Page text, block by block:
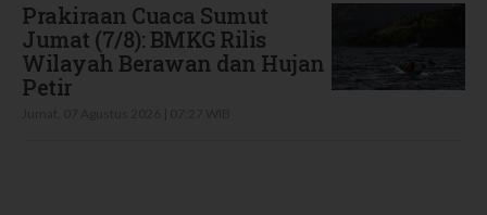
Prakiraan Cuaca Sumut
Jumat (7/8): BMKG Rilis
Wilayah Berawan dan Hujan
Petir